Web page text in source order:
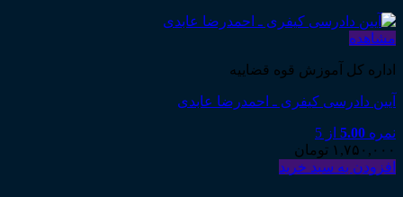
مشاهده
اداره کل آموزش قوه قضاییه
آیین دادرسی کیفری ـ احمدرضا عابدی
نمره 5.00 از 5
۱,۷۵۰,۰۰۰ تومان
افزودن به سبد خرید